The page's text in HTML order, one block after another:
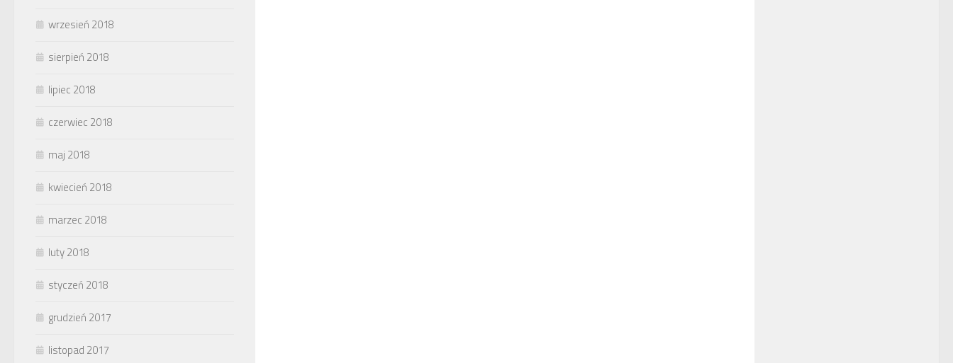
wrzesień 2018
sierpień 2018
lipiec 2018
czerwiec 2018
maj 2018
kwiecień 2018
marzec 2018
luty 2018
styczeń 2018
grudzień 2017
listopad 2017